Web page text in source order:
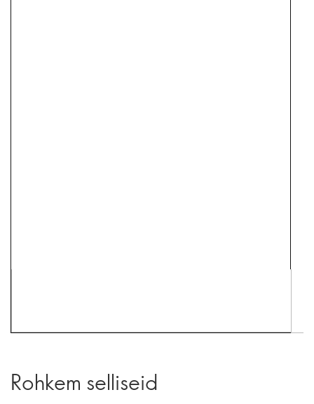
Rohkem selliseid